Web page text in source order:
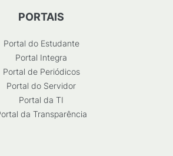
PORTAIS
Portal do Estudante
Portal Integra
Portal de Periódicos
Portal do Servidor
Portal da TI
da Transparência